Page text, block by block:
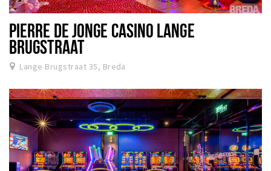
PIERRE DE JONGE CASINO LANGE
BRUGSTRAAT
Lange Brugstraat 35, Breda